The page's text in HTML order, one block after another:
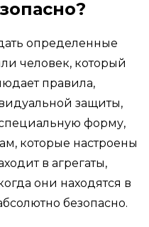
определенные
человек, который
правила,
защиты,
форму,
которые настроены
в агрегаты,
они находятся в
безопасно.